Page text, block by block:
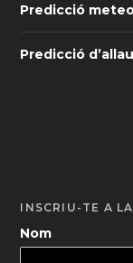
Predicció
Predicció
INSCRIU-TE A
Nom